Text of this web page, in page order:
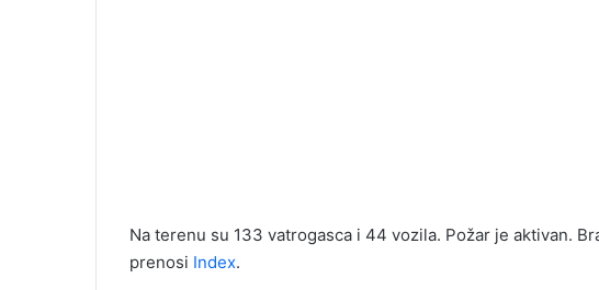
Na terenu su 133 vatrogasca i 44 vozila. Požar je aktivan.
prenosi Index.